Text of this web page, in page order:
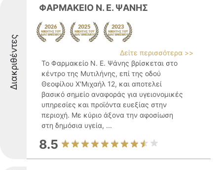
Διακριθέντες
ΦΑΡΜΑΚΕΙΟ Ν. Ε. ΨΑΝΗΣ
Δείτε περισσότερα >>
Το Φαρμακείο Ν. Ε. Ψάνης βρίσκεται στο
κέντρο της Μυτιλήνης, επί της οδού
Θεοφίλου Χ'Μιχαήλ 12, και αποτελεί
βασικό σημείο αναφοράς για υγειονομικές
υπηρεσίες και προϊόντα ευεξίας στην
περιοχή. Με κύριο άξονα την αφοσίωση
στη δημόσια υγεία, ...
8.5